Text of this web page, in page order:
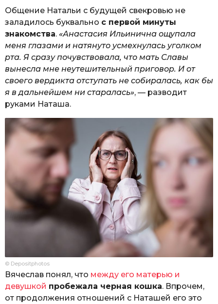
Общение Натальи с будущей свекровью не
заладилось буквально с первой минуты
знакомства. «Анастасия Ильинична ощупала
меня глазами и натянуто усмехнулась уголком
рта. Я сразу почувствовала, что мать Славы
вынесла мне неутешительный приговор. И от
своего вердикта отступать не собиралась, как бы
я в дальнейшем ни старалась», — разводит
руками Наташа.
© Depositphotos
Вячеслав понял, что между его матерью и
девушкой пробежала черная кошка. Впрочем,
от продолжения отношений с Наташей его это